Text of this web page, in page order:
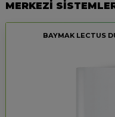
MERKEZİ
BAYMAK LECTUS